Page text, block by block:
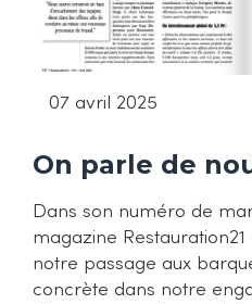
07 avril 2025
On parle de
Dans son numéro de
magazine
notre passage aux
concrète dans notre